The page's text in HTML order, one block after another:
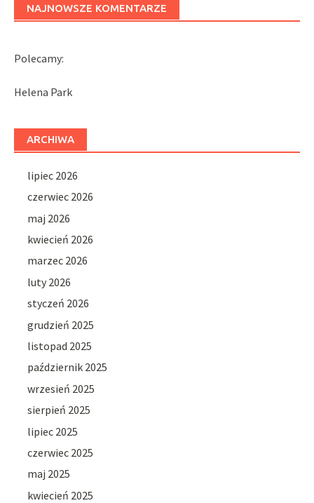
NAJNOWSZE KOMENTARZE
Polecamy:
Helena Park
ARCHIWA
lipiec 2026
czerwiec 2026
maj 2026
kwiecień 2026
marzec 2026
luty 2026
styczeń 2026
grudzień 2025
listopad 2025
październik 2025
wrzesień 2025
sierpień 2025
lipiec 2025
czerwiec 2025
maj 2025
kwiecień 2025